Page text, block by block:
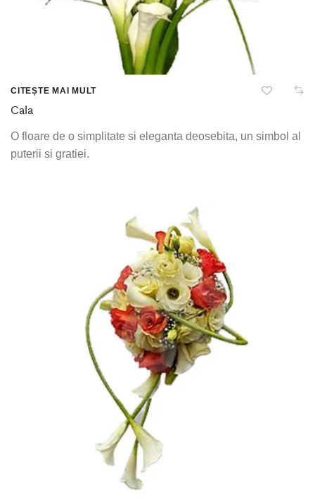
CITEȘTE MAI MULT
Cala
O floare de o simplitate si eleganta deosebita, un simbol al
puterii si gratiei.